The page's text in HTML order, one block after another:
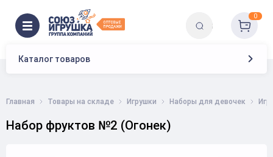
Каталог товаров
0
Главная Товары на складе Игрушки Наборы для девочек
Набор фруктов №2 (Огонек)